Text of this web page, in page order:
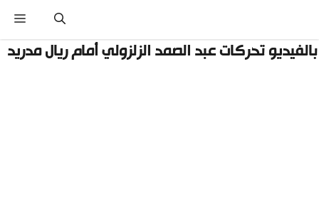
تحركات عبد الصمد الزلزولي أمام ريال مدريد